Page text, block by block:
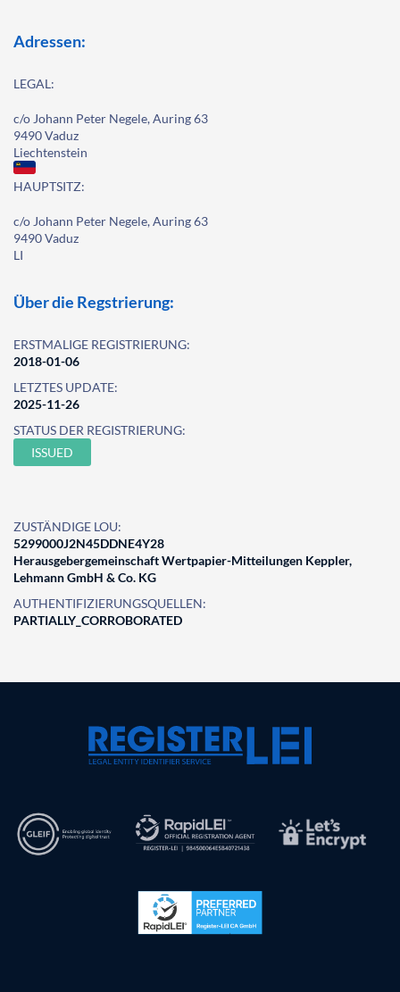
Adressen:
LEGAL:
c/o Johann Peter Negele, Auring 63
9490 Vaduz
Liechtenstein
HAUPTSITZ:
c/o Johann Peter Negele, Auring 63
9490 Vaduz
LI
Über die Regstrierung:
ERSTMALIGE REGISTRIERUNG:
2018-01-06
LETZTES UPDATE:
2025-11-26
STATUS DER REGISTRIERUNG:
ISSUED
ZUSTÄNDIGE LOU:
5299000J2N45DDNE4Y28
Herausgebergemeinschaft Wertpapier-Mitteilungen Keppler,
Lehmann GmbH & Co. KG
AUTHENTIFIZIERUNGSQUELLEN:
PARTIALLY_CORROBORATED